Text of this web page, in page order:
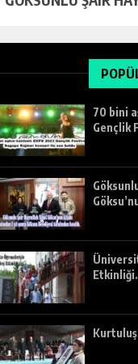
70 bini
Gençlik
sonra
Etkinliği.
Kurtuluş